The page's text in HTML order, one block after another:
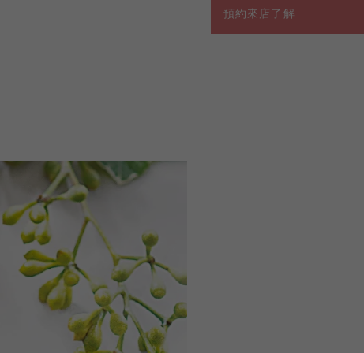
預約來店了解